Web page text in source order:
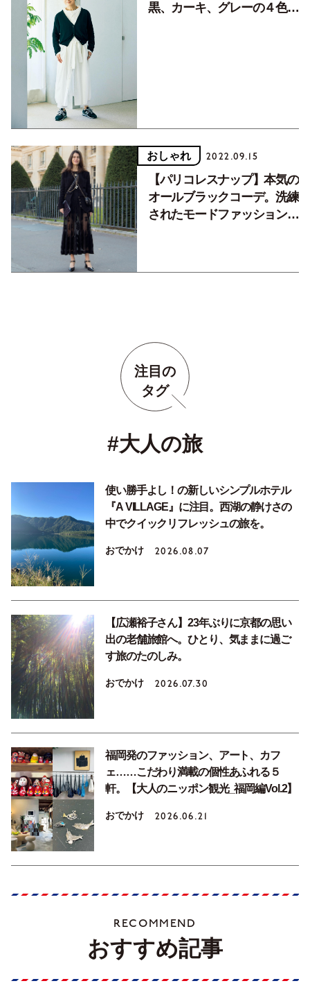
黒、カーキ、グレーの４色で
おしゃれ 2022.09.15
【パリコレスナップ】本気の
オールブラックコーデ。洗練
されたモードファッション5
注目の
タグ
#大人の旅
使い勝手よし！の新しいシンプルホテル
『A VILLAGE』に注目。西湖の静けさの
中でクイックリフレッシュの旅を。
おでかけ 2026.08.07
【広瀬裕子さん】23年ぶりに京都の思い
出の老舗旅館へ。ひとり、気ままに過ご
す旅のたのしみ。
おでかけ 2026.07.30
福岡発のファッション、アート、カフ
ェ……こだわり満載の個性あふれる５
軒。【大人のニッポン観光_福岡編Vol.2】
おでかけ 2026.06.21
RECOMMEND
おすすめ記事